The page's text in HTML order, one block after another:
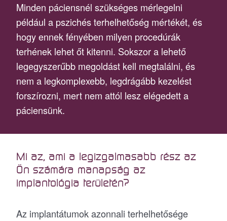
Minden páciensnél szükséges mérlegelni
például a pszichés terhelhetőség mértékét, és
hogy ennek fényében milyen procedúrák
terhének lehet őt kitenni. Sokszor a lehető
legegyszerűbb megoldást kell megtalálni, és
nem a legkomplexebb, legdrágább kezelést
forszírozni, mert nem attól lesz elégedett a
páciensünk.
Mi az, ami a legizgalmasabb rész az
Ön számára manapság az
implantológia területén?
Az implantátumok azonnali terhelhetősége